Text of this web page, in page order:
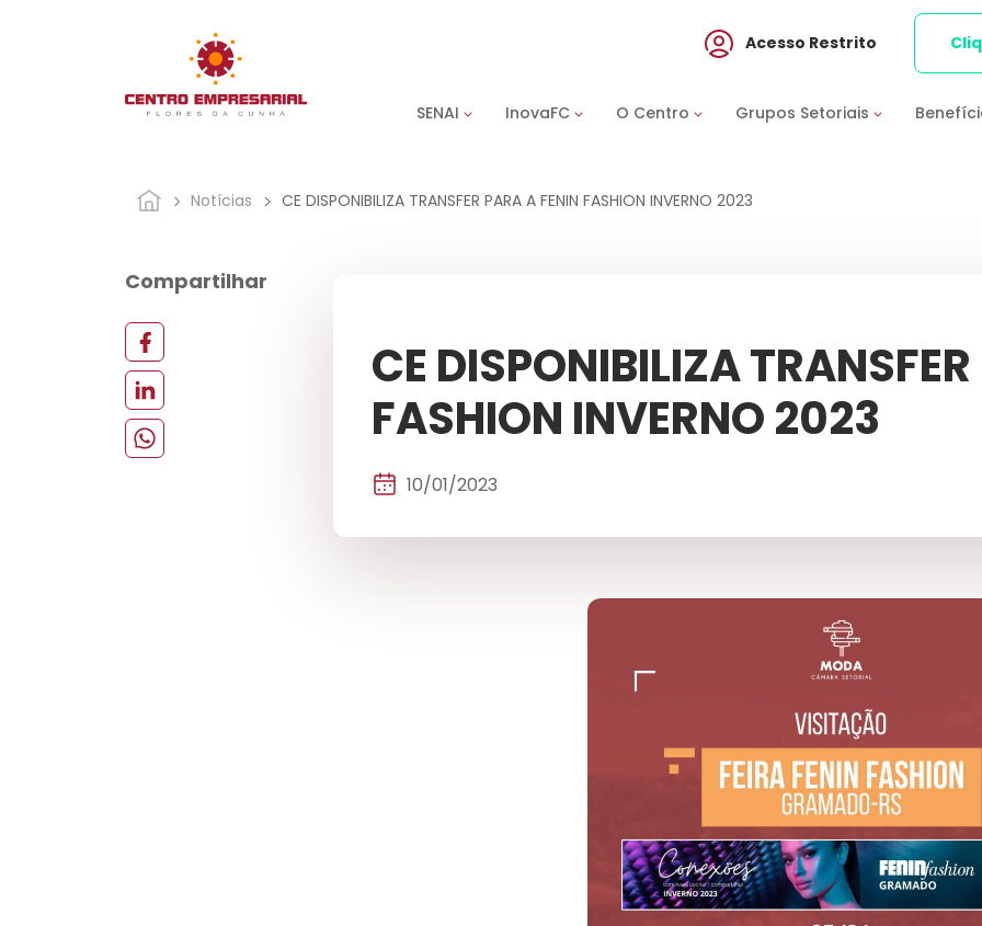
SENAI InovaFC O Centro Grupos Setoriais
Acesso Restrito
Notícias CE DISPONIBILIZA TRANSFER PARA A FENIN FASHION INVERNO 2023
Compartilhar
CE DISPONIBILIZA
FASHION INVERNO 2023
10/01/2023